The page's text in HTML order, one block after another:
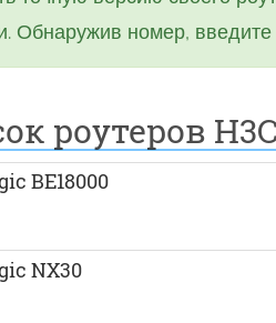
Обнаружив номер,
роутеров H3C
BE18000
NX30